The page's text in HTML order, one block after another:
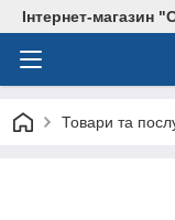
Інтернет-магазин
Товари та